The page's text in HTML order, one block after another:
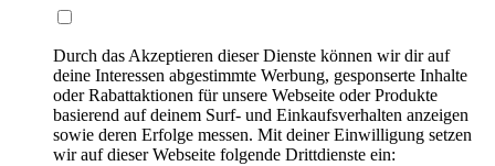
Durch das Akzeptieren dieser Dienste können wir dir auf
deine Interessen abgestimmte Werbung, gesponserte Inhalte
oder Rabattaktionen für unsere Webseite oder Produkte
basierend auf deinem Surf- und Einkaufsverhalten anzeigen
sowie deren Erfolge messen. Mit deiner Einwilligung setzen
wir auf dieser Webseite folgende Drittdienste ein: